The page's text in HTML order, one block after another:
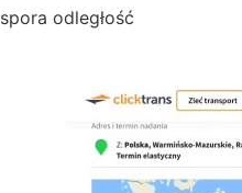
spora odległość